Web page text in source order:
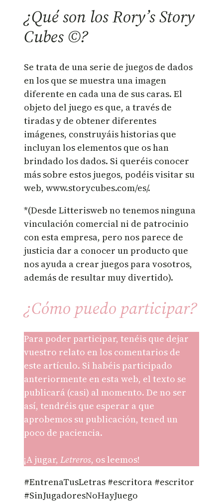
¿Qué son los Rory’s Story
Cubes ©?
Se trata de una serie de juegos de dados
en los que se muestra una imagen
diferente en cada una de sus caras. El
objeto del juego es que, a través de
tiradas y de obtener diferentes
imágenes, construyáis historias que
incluyan los elementos que os han
brindado los dados. Si queréis conocer
más sobre estos juegos, podéis visitar su
web, www.storycubes.com/es/.
*(Desde Litterisweb no tenemos ninguna
vinculación comercial ni de patrocinio
con esta empresa, pero nos parece de
justicia dar a conocer un producto que
nos ayuda a crear juegos para vosotros,
además de resultar muy divertido).
¿Cómo puedo participar?
Para poder participar, tenéis que dejar
vuestro relato en los comentarios de
este artículo. Si habéis participado
anteriormente en esta web, el texto se
publicará (casi) al momento. De no ser
así, tendréis que esperar a que
aprobemos su publicación, tened un
poco de paciencia.
¡A jugar, Letreros, os leemos!
#EntrenaTusLetras #escritora #escritor
#SinJugadoresNoHayJuego